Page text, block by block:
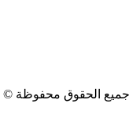
جميع الحقوق محفوظة ©